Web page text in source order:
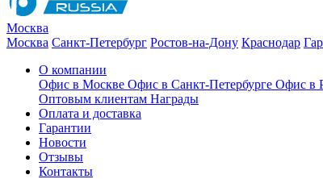
Москва
Москва Санкт-Петербург Ростов-на-Дону Краснодар
О компании
Офис в Москве Офис в Санкт-Петербурге Офис в
Оптовым клиентам Награды
Оплата и доставка
Гарантии
Новости
Отзывы
Контакты